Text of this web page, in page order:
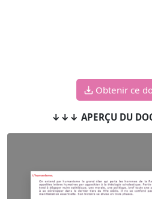
Obtenir ce
↓↓↓ APERÇU DU